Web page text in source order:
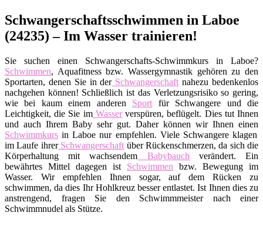
Schwangerschaftsschwimmen in Laboe
(24235) – Im Wasser trainieren!
Sie suchen einen Schwangerschafts-Schwimmkurs in Laboe?
Schwimmen, Aquafitness bzw. Wassergymnastik gehören zu den
Sportarten, denen Sie in derSchwangerschaft nahezu bedenkenlos
nachgehen können! Schließlich ist das Verletzungsrisiko so gering,
wie bei kaum einem anderen Sport für Schwangere und die
Leichtigkeit, die Sie imWasserverspüren, beflügelt. Dies tut Ihnen
und auch Ihrem Baby sehr gut. Daher können wir Ihnen einen
Schwimmkurs in Laboe nur empfehlen. Viele Schwangere klagen
im Laufe ihrerSchwangerschaft über Rückenschmerzen, da sich die
Körperhaltung mit wachsendem Babybauch verändert. Ein
bewährtes Mittel dagegen ist Schwimmen bzw. Bewegung im
Wasser. Wir empfehlen Ihnen sogar, auf dem Rücken zu
schwimmen, da dies Ihr Hohlkreuz besser entlastet. Ist Ihnen dies zu
anstrengend, fragen Sie den Schwimmmeister nach einer
Schwimmnudel als Stütze.